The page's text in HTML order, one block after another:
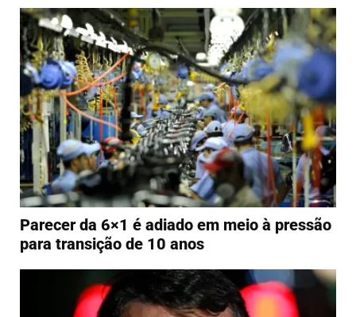
Parecer da 6×1 é adiado em meio à pressão
para transição de 10 anos